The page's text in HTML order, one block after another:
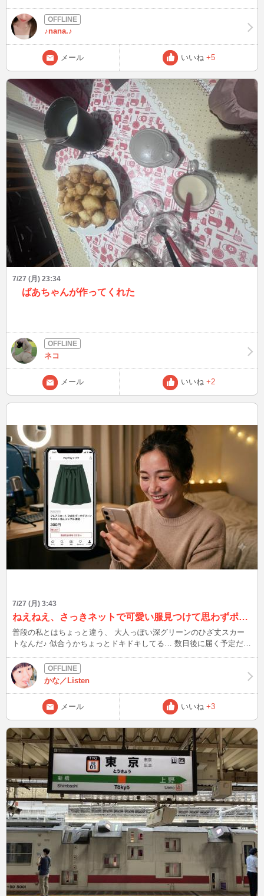
ずな瞬間があり、すみません（涙） 明日のログイン予定↓ ２８日
（火）23時頃〜 良かったらお声がけください(*´∇｀*) お待ちしてい
♪nana.♪
メール いいね +5
7/27 (月) 23:34
ばあちゃんが作ってくれた
ネコ
メール いいね +2
7/27 (月) 3:43
ねえねえ、さっきネットで可愛い服見つけて思わずポチっちゃった…！笑
普段の私とはちょっと違う、 大人っぽい深グリーンのひざ丈スカー
トなんだ♪ 似合うかちょっとドキドキしてる… 数日後に届く予定だか
ってるか、 一番に確かめに来てくれたら嬉しいな♡
かな／Listen
メール いいね +3